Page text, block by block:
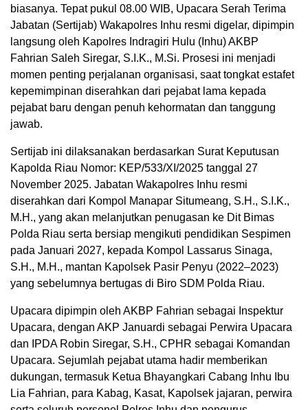
biasanya. Tepat pukul 08.00 WIB, Upacara Serah Terima
Jabatan (Sertijab) Wakapolres Inhu resmi digelar, dipimpin
langsung oleh Kapolres Indragiri Hulu (Inhu) AKBP
Fahrian Saleh Siregar, S.I.K., M.Si. Prosesi ini menjadi
momen penting perjalanan organisasi, saat tongkat estafet
kepemimpinan diserahkan dari pejabat lama kepada
pejabat baru dengan penuh kehormatan dan tanggung
jawab.
Sertijab ini dilaksanakan berdasarkan Surat Keputusan
Kapolda Riau Nomor: KEP/533/XI/2025 tanggal 27
November 2025. Jabatan Wakapolres Inhu resmi
diserahkan dari Kompol Manapar Situmeang, S.H., S.I.K.,
M.H., yang akan melanjutkan penugasan ke Dit Bimas
Polda Riau serta bersiap mengikuti pendidikan Sespimen
pada Januari 2027, kepada Kompol Lassarus Sinaga,
S.H., M.H., mantan Kapolsek Pasir Penyu (2022–2023)
yang sebelumnya bertugas di Biro SDM Polda Riau.
Upacara dipimpin oleh AKBP Fahrian sebagai Inspektur
Upacara, dengan AKP Januardi sebagai Perwira Upacara
dan IPDA Robin Siregar, S.H., CPHR sebagai Komandan
Upacara. Sejumlah pejabat utama hadir memberikan
dukungan, termasuk Ketua Bhayangkari Cabang Inhu Ibu
Lia Fahrian, para Kabag, Kasat, Kapolsek jajaran, perwira